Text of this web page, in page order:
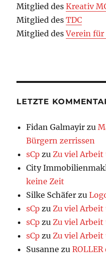
Mitglied desKreativ
Mitglied desTDC
Mitglied desVerein für
LETZTE
Fidan Galmayir zu
Bürgern zerrissen
sCp zuZu viel
City
keine Zeit
Silke Schäfer zu
sCp zuZu viel
sCp zuZu viel
sCp zuZu viel
Susanne zu